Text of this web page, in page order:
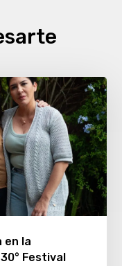
en la
Festival